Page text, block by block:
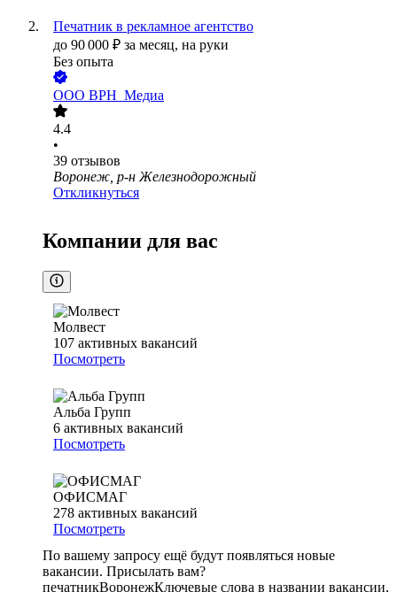
Печатник в рекламное агентство
до 90 000 ₽ за месяц, на руки
Без опыта
ООО ВРН_Медиа
4.4
•
39 отзывов
Воронеж, р-н Железнодорожный
Откликнуться
Компании для вас
Молвест
107 активных вакансий
Посмотреть
Альба Групп
6 активных вакансий
Посмотреть
ОФИСМАГ
278 активных вакансий
Посмотреть
По вашему запросу ещё будут появляться новые
вакансии. Присылать вам?
печатникВоронежКлючевые слова в названии вакансии,